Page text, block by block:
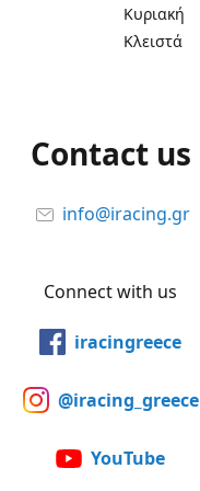
Κυριακή
Κλειστά
Contact us
info@iracing.gr
Connect with us
iracingreece
@iracing_greece
YouTube